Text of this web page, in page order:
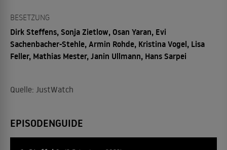
BESETZUNG
Dirk Steffens, Sonja Zietlow, Osan Yaran, Evi
Sachenbacher-Stehle, Armin Rohde, Kristina Vogel, Lisa
Feller, Mathias Mester, Janin Ullmann, Hans Sarpei
Quelle: JustWatch
EPISODENGUIDE